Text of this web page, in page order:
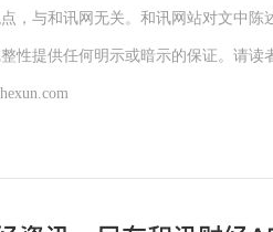
，与和讯网无关。和讯网站对文中陈
性提供任何明示或暗示的保证。请读